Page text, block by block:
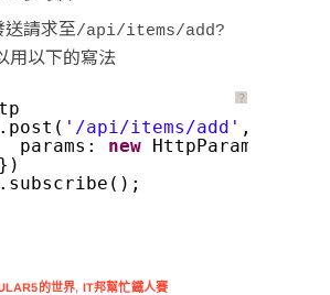
請求至/api/items/add?
用以下的寫法
？
.post( '/api/items/add' , body,
params: new
})
.subscribe();
的世界, IT邦幫忙鐵人賽